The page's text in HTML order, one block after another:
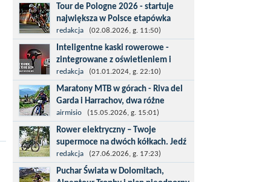
Tour de Pologne 2026 - startuje
największa w Polsce etapówka
kolarska
Tour de Pologne 2026 to jedno z
najbardziej prestiżowych wydarzeń
sportowych w Polsce. wyścig zaliczany
po raz 22. do prestiżowego cyklu UCI
World...
redakcja (02.08.2026, g. 11:50)
Inteligentne kaski rowerowe -
zintegrowane z oświetleniem i
kierunkowskazami
Temat bezpieczeństwa jazdy wchodzi
na nowy poziom. Do tej pory kask było
odpowiedzialny przede wszystkim za
bezpieczeństwo rowerzysty, ochronę...
redakcja (01.01.2024, g. 22:10)
Maratony MTB w górach - Riva del
Garda i Harrachov, dwa różne
wyzwania
Maj to idealny czas, by z płaskich i
szybkich wyścigów przejść do znacznie
bardziej ambitnych wyzwań, jakimi są
górskie wyścigi MTB....
airmisio (15.05.2026, g. 15:01)
Rower elektryczny – Twoje
supermoce na dwóch kółkach. Jedź
dalej,odkrywaj więcej
Marzenia o dalekich podróżach bez
ogromnego zmęczenia stają się
redakcja (27.06.2026, g. 17:23)
Puchar Świata w Dolomitach,